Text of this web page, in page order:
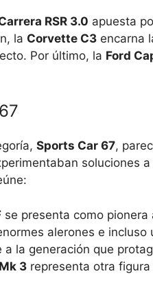
RSR 3.0 apuesta
la Corvette C3 encarna
Por último, la Ford
Sports Car 67,
soluciones
se presenta como
alerones e
a la generación que
3 representa otra